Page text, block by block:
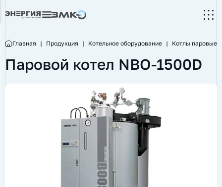
Главная | Продукция | Котельное оборудование | Котлы паровые
Паровой котел NBO-1500D